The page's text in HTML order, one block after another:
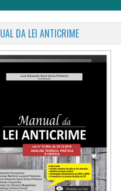
DA LEI ANTICRIME